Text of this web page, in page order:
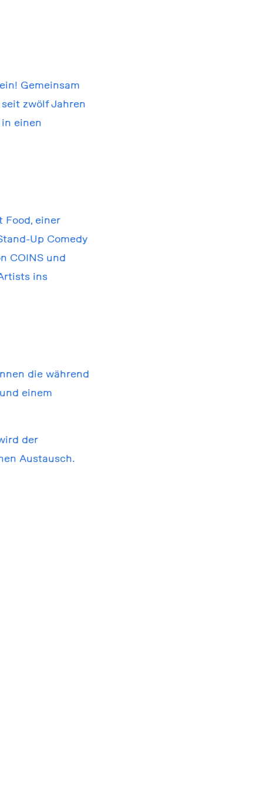
Gemeinsam
zwölf Jahren
einen
Food, einer
Up Comedy
COINS und
ins
die während
einem
der
Austausch.